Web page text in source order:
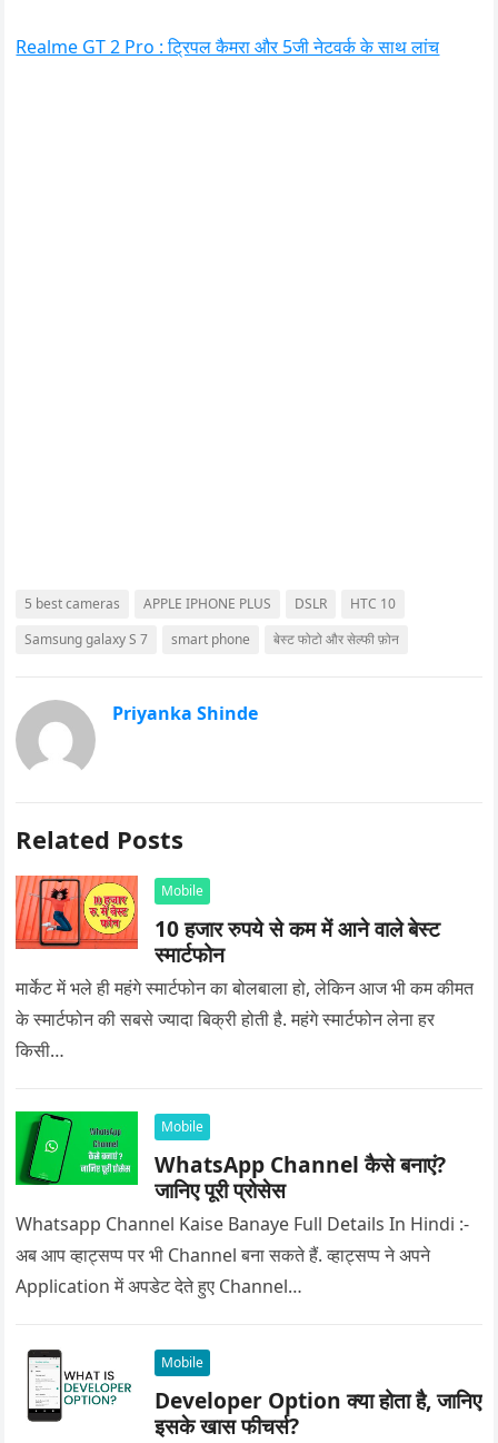
Realme GT 2 Pro : ट्रिपल कैमरा और 5जी नेटवर्क के साथ लांच
5 best cameras APPLE IPHONE PLUS DSLR
HTC 10
Samsung galaxy S 7
smart phone बेस्ट फोटो और सेल्फी फ़ोन
Priyanka Shinde
Related Posts
Mobile
10 हजार रुपये से कम में आने वाले बेस्ट
स्मार्टफोन
मार्केट में भले ही महंगे स्मार्टफोन का बोलबाला हो, लेकिन आज भी कम कीमत
के स्मार्टफोन की सबसे ज्यादा बिक्री होती है. महंगे स्मार्टफोन लेना हर
किसी…
Mobile
WhatsApp Channel कैसे बनाएं?
जानिए पूरी प्रोसेस
Whatsapp Channel Kaise Banaye Full Details In Hindi :-
अब आप व्हाट्सप्प पर भी Channel बना सकते हैं. व्हाट्सप्प ने अपने
Application में अपडेट देते हुए Channel…
Mobile
Developer Option क्या होता है, जानिए
इसके खास फीचर्स?